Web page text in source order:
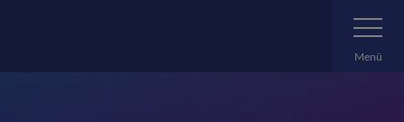
Navigation
Menü